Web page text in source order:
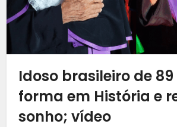
Idoso brasileiro de
forma em História e
sonho; vídeo